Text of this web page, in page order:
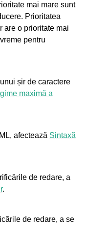
mai mare sunt
Prioritatea
are o prioritate mai
pentru
șir de caractere
maximă a
afectează Sintaxă
de redare, a
.
de redare, a se